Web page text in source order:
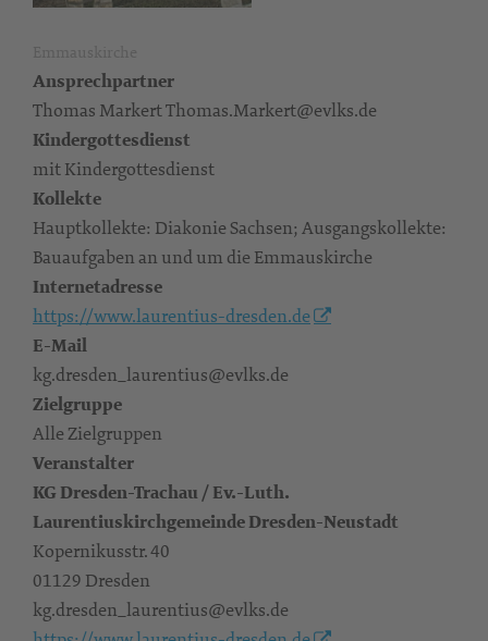
Ansprechpartner
Thomas Markert Thomas.Markert@evlks.de
Kindergottesdienst
mit Kindergottesdienst
Kollekte
Hauptkollekte: Diakonie Sachsen; Ausgangskollekte:
Bauaufgaben an und um die Emmauskirche
Internetadresse
https://www.laurentius-dresden.de
E-Mail
kg.dresden_laurentius@evlks.de
Zielgruppe
Alle Zielgruppen
Veranstalter
KG Dresden-Trachau / Ev.-Luth.
Laurentiuskirchgemeinde Dresden-Neustadt
Kopernikusstr. 40
01129 Dresden
kg.dresden_laurentius@evlks.de